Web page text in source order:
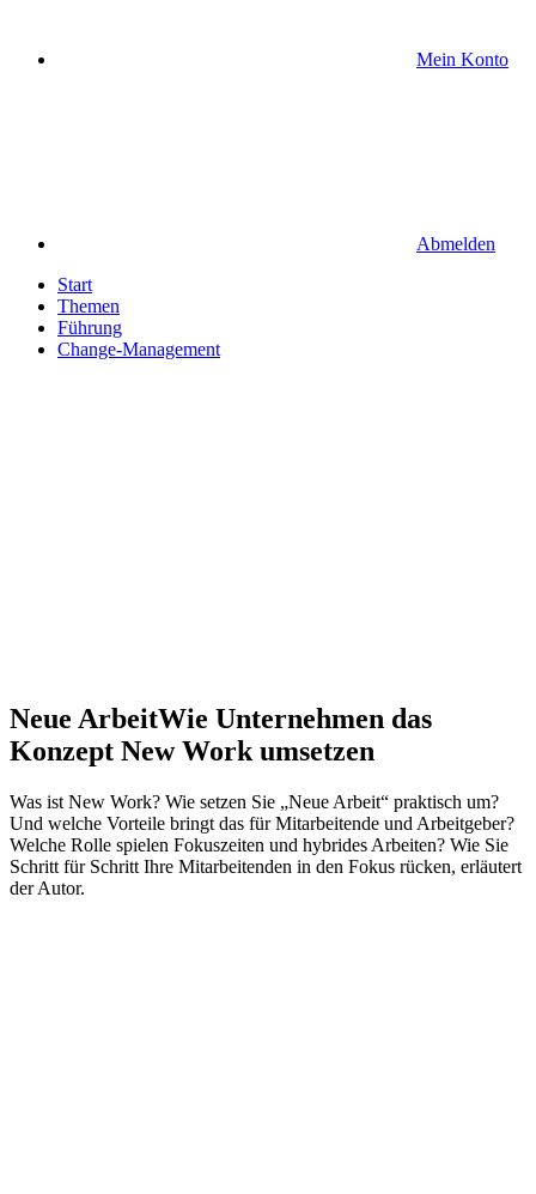
Mein Konto
Abmelden
Start
Themen
Führung
Change-Management
Neue ArbeitWie Unternehmen das
Konzept New Work umsetzen
Was ist New Work? Wie setzen Sie „Neue Arbeit“ praktisch um?
Und welche Vorteile bringt das für Mitarbeitende und Arbeitgeber?
Welche Rolle spielen Fokuszeiten und hybrides Arbeiten? Wie Sie
Schritt für Schritt Ihre Mitarbeitenden in den Fokus rücken, erläutert
der Autor.